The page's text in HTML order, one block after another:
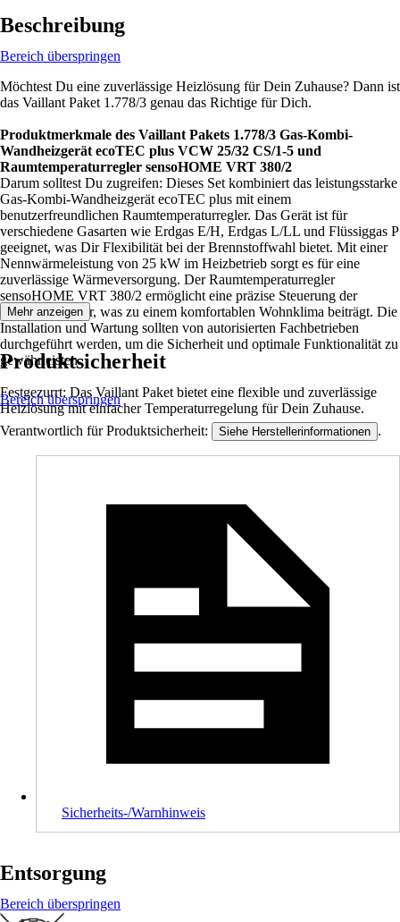
Beschreibung
Bereich überspringen
Möchtest Du eine zuverlässige Heizlösung für Dein Zuhause? Dann ist
das Vaillant Paket 1.778/3 genau das Richtige für Dich.
Produktmerkmale des Vaillant Pakets 1.778/3 Gas-Kombi-
Wandheizgerät ecoTEC plus VCW 25/32 CS/1-5 und
Raumtemperaturregler sensoHOME VRT 380/2
Darum solltest Du zugreifen: Dieses Set kombiniert das leistungsstarke
Gas-Kombi-Wandheizgerät ecoTEC plus mit einem
benutzerfreundlichen Raumtemperaturregler. Das Gerät ist für
verschiedene Gasarten wie Erdgas E/H, Erdgas L/LL und Flüssiggas P
geeignet, was Dir Flexibilität bei der Brennstoffwahl bietet. Mit einer
Nennwärmeleistung von 25 kW im Heizbetrieb sorgt es für eine
zuverlässige Wärmeversorgung. Der Raumtemperaturregler
sensoHOME VRT 380/2 ermöglicht eine präzise Steuerung der
Raumtemperatur, was zu einem komfortablen Wohnklima beiträgt. Die
Installation und Wartung sollten von autorisierten Fachbetrieben
durchgeführt werden, um die Sicherheit und optimale Funktionalität zu
gewährleisten.
Festgezurrt: Das Vaillant Paket bietet eine flexible und zuverlässige
Heizlösung mit einfacher Temperaturregelung für Dein Zuhause.
Mehr anzeigen
Produktsicherheit
Bereich überspringen
Verantwortlich für Produktsicherheit: Siehe Herstellerinformationen .
Sicherheits-/Warnhinweis
Entsorgung
Bereich überspringen